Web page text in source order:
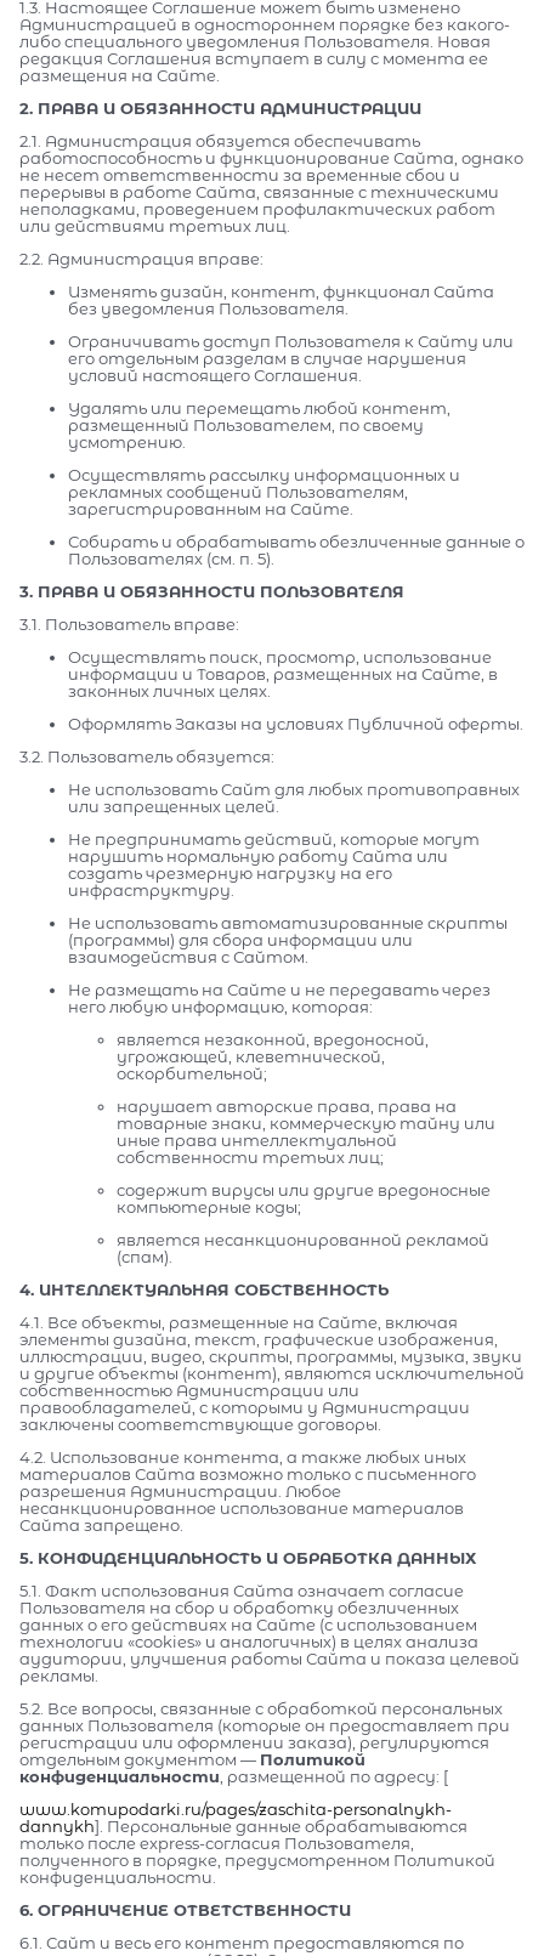
1.3. Настоящее Соглашение может быть изменено
Администрацией в одностороннем порядке без какого-
либо специального уведомления Пользователя. Новая
редакция Соглашения вступает в силу с момента ее
размещения на Сайте.
2. ПРАВА И ОБЯЗАННОСТИ АДМИНИСТРАЦИИ
2.1. Администрация обязуется обеспечивать
работоспособность и функционирование Сайта, однако
не несет ответственности за временные сбои и
перерывы в работе Сайта, связанные с техническими
неполадками, проведением профилактических работ
или действиями третьих лиц.
2.2. Администрация вправе:
Изменять дизайн, контент, функционал Сайта
без уведомления Пользователя.
Ограничивать доступ Пользователя к Сайту или
его отдельным разделам в случае нарушения
условий настоящего Соглашения.
Удалять или перемещать любой контент,
размещенный Пользователем, по своему
усмотрению.
Осуществлять рассылку информационных и
рекламных сообщений Пользователям,
зарегистрированным на Сайте.
Собирать и обрабатывать обезличенные данные о
Пользователях (см. п. 5).
3. ПРАВА И ОБЯЗАННОСТИ ПОЛЬЗОВАТЕЛЯ
3.1. Пользователь вправе:
Осуществлять поиск, просмотр, использование
информации и Товаров, размещенных на Сайте, в
законных личных целях.
Оформлять Заказы на условиях Публичной оферты.
3.2. Пользователь обязуется:
Не использовать Сайт для любых противоправных
или запрещенных целей.
Не предпринимать действий, которые могут
нарушить нормальную работу Сайта или
создать чрезмерную нагрузку на его
инфраструктуру.
Не использовать автоматизированные скрипты
(программы) для сбора информации или
взаимодействия с Сайтом.
Не размещать на Сайте и не передавать через
него любую информацию, которая:
является незаконной, вредоносной,
угрожающей, клеветнической,
оскорбительной;
нарушает авторские права, права на
товарные знаки, коммерческую тайну или
иные права интеллектуальной
собственности третьих лиц;
содержит вирусы или другие вредоносные
компьютерные коды;
является несанкционированной рекламой
(спам).
4. ИНТЕЛЛЕКТУАЛЬНАЯ СОБСТВЕННОСТЬ
4.1. Все объекты, размещенные на Сайте, включая
элементы дизайна, текст, графические изображения,
иллюстрации, видео, скрипты, программы, музыка, звуки
и другие объекты (контент), являются исключительной
собственностью Администрации или
правообладателей, с которыми у Администрации
заключены соответствующие договоры.
4.2. Использование контента, а также любых иных
материалов Сайта возможно только с письменного
разрешения Администрации. Любое
несанкционированное использование материалов
Сайта запрещено.
5. КОНФИДЕНЦИАЛЬНОСТЬ И ОБРАБОТКА ДАННЫХ
5.1. Факт использования Сайта означает согласие
Пользователя на сбор и обработку обезличенных
данных о его действиях на Сайте (с использованием
технологии «cookies» и аналогичных) в целях анализа
аудитории, улучшения работы Сайта и показа целевой
рекламы.
5.2. Все вопросы, связанные с обработкой персональных
данных Пользователя (которые он предоставляет при
регистрации или оформлении заказа), регулируются
отдельным документом — Политикой
конфиденциальности, размещенной по адресу: [
www.komupodarki.ru/pages/zaschita-personalnykh-
dannykh]. Персональные данные обрабатываются
только после express-согласия Пользователя,
полученного в порядке, предусмотренном Политикой
конфиденциальности.
6. ОГРАНИЧЕНИЕ ОТВЕТСТВЕННОСТИ
6.1. Сайт и весь его контент предоставляются по